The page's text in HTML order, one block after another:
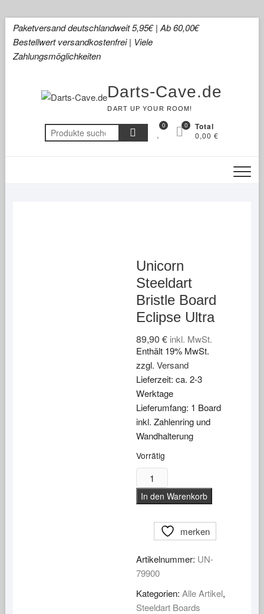
Skip
content
Paketversand deutschlandweit 5,95€ | Ab 60,00€
Bestellwert versandkostenfrei | Viele
Zahlungsmöglichkeiten
Darts-Cave.de
DART UP YOUR ROOM!
Suchen
nach:
0 Total
0,00 €
0
Unicorn
Steeldart
Bristle Board
Eclipse Ultra
89,90 € inkl. MwSt.
Enthält 19% MwSt.
zzgl. Versand
Lieferzeit: ca. 2-3
Werktage
Lieferumfang: 1 Board
inkl. Zahlenring und
Wandhalterung
Vorrätig
Unicorn
Steeldart
Bristle
Eclipse
Menge
In den Warenkorb
merken
Artikelnummer: UN-
79900
Kategorien: Alle Artikel,
Steeldart Boards